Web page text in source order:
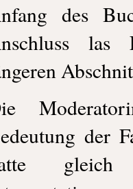
des
las
der
gleich